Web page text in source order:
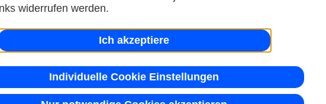
widerrufen werden.
Ich akzeptiere
Individuelle Cookie Einstellungen
DISPLAY
Touch-
an.
Die DISPLAY